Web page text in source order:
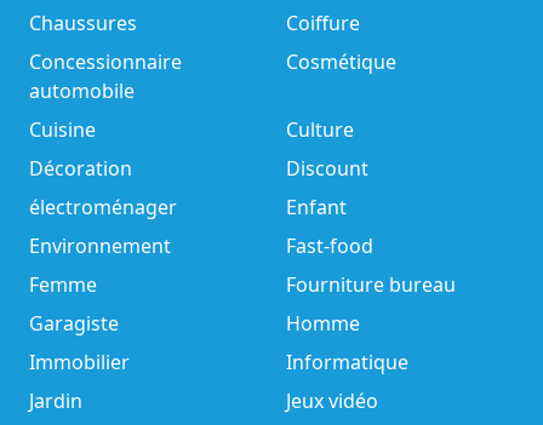
Chaussures
Coiffure
Concessionnaire
automobile
Cosmétique
Cuisine
Culture
Décoration
Discount
électroménager
Enfant
Environnement
Fast-food
Femme
Fourniture bureau
Garagiste
Homme
Immobilier
Informatique
Jardin
Jeux vidéo